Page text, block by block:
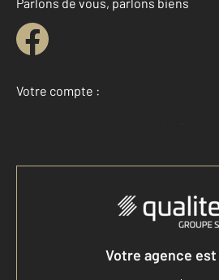
Votre compte :
Accéder à mon
Votre agence